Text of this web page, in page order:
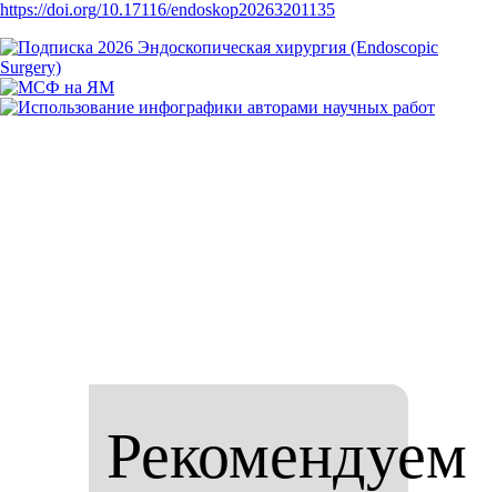
https://doi.org/10.17116/endoskop20263201135
Рекомендуем